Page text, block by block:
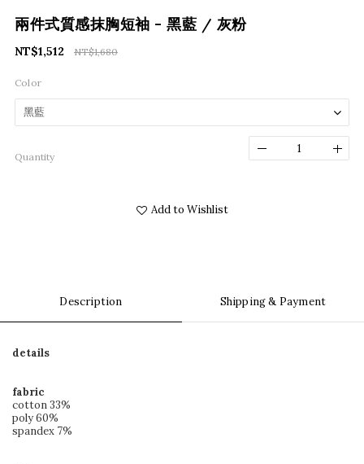
兩件式質感抹胸短袖 - 黑藍 / 灰粉
NT$1,680
NT$1,512
Color
Quantity
Add to Wishlist
Description Shipping & Payment
details
fabric
cotton 33%
poly 60%
spandex 7%